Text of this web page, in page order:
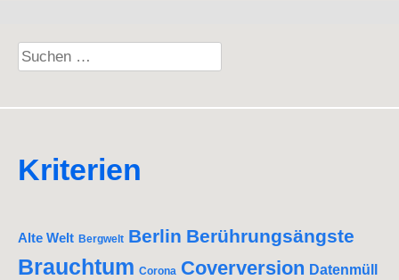
Suchen
nach:
Kriterien
Alte Welt Bergwelt Berlin Berührungsängste
Brauchtum Corona Coverversion Datenmüll